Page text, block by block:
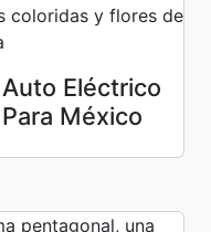
Eléctrico
México